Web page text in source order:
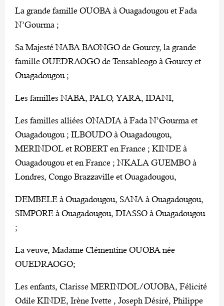
La grande famille OUOBA à Ouagadougou et Fada
N’Gourma ;
Sa Majesté NABA BAONGO de Gourcy, la grande
famille OUEDRAOGO de Tensableogo à Gourcy et
Ouagadougou ;
Les familles NABA, PALO, YARA, IDANI,
Les familles alliées ONADIA à Fada N’Gourma et
Ouagadougou ; ILBOUDO à Ouagadougou,
MERINDOL et ROBERT en France ; KINDE à
Ouagadougou et en France ; NKALA GUEMBO à
Londres, Congo Brazzaville et Ouagadougou,
DEMBELE à Ouagadougou, SANA à Ouagadougou,
SIMPORE à Ouagadougou, DIASSO à Ouagadougou
;
La veuve, Madame Clémentine OUOBA née
OUEDRAOGO;
Les enfants, Clarisse MERINDOL/OUOBA, Félicité
Odile KINDE, Irène Ivette , Joseph Désiré, Philippe